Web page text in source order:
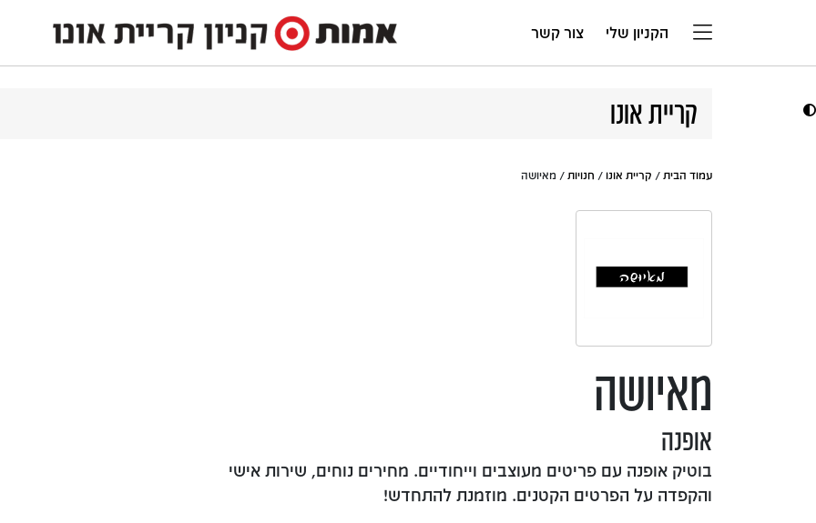
הקניון שלי צור קשר
קריית אונו
עמוד הבית / קריית אונו / חנויות / מאיושה
מאיושה
אופנה
בוטיק אופנה עם פריטים מעוצבים וייחודיים. מחירים נוחים, שירות אישי
והקפדה על הפרטים הקטנים. מוזמנת להתחדש!